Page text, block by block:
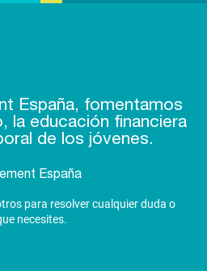
España, fomentamos
la educación financiera
de los jóvenes.
España
para resolver cualquier duda o
necesites.